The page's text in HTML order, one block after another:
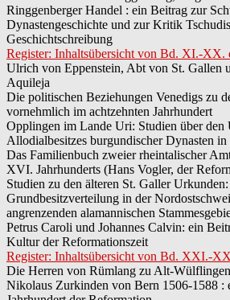
Ringgenberger Handel : ein Beitrag zur
Dynastengeschichte und zur Kritik
Geschichtschreibung
Register: Inhaltsübersicht von Bd. XI.-XX.
Ulrich von Eppenstein, Abt von St. Gallen
Aquileja
Die politischen Beziehungen Venedigs zu
vornehmlich im achtzehnten Jahrhundert
Opplingen im Lande Uri: Studien über den
Allodialbesitzes burgundischer Dynasten
Das Familienbuch zweier rheintalischer
XVI. Jahrhunderts (Hans Vogler, der
Studien zu den älteren St. Galler
Grundbesitzverteilung in der
angrenzenden alamannischen
Petrus Caroli und Johannes Calvin: ein
Kultur der Reformationszeit
Register: Inhaltsübersicht von Bd. XXI.-
Die Herren von Rümlang zu Alt-Wülflingen
Nikolaus Zurkinden von Bern 1506-1588 :